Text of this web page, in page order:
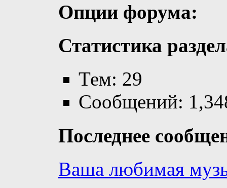
Опции форума:
Статистика
Тем: 29
Сообщений:
Последнее
Ваша любимая